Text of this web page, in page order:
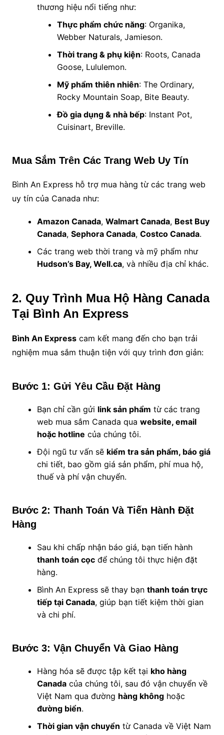
thương hiệu nổi tiếng như:
Thực phẩm chức năng: Organika,
Webber Naturals, Jamieson.
Thời trang & phụ kiện: Roots, Canada
Goose, Lululemon.
Mỹ phẩm thiên nhiên: The Ordinary,
Rocky Mountain Soap, Bite Beauty.
Đồ gia dụng & nhà bếp: Instant Pot,
Cuisinart, Breville.
Mua Sắm Trên Các Trang Web Uy Tín
Bình An Express hỗ trợ mua hàng từ các trang web
uy tín của Canada như:
Amazon Canada, Walmart Canada, Best Buy
Canada, Sephora Canada, Costco Canada.
Các trang web thời trang và mỹ phẩm như
Hudson’s Bay, Well.ca, và nhiều địa chỉ khác.
2. Quy Trình Mua Hộ Hàng Canada
Tại Bình An Express
Bình An Expresscam kết mang đến cho bạn trải
nghiệm mua sắm thuận tiện với quy trình đơn giản:
Bước 1: Gửi Yêu Cầu Đặt Hàng
Bạn chỉ cần gửi link sản phẩm từ các trang
web mua sắm Canada qua website, email
hoặc hotline của chúng tôi.
Đội ngũ tư vấn sẽ kiểm tra sản phẩm, báo giá
chi tiết, bao gồm giá sản phẩm, phí mua hộ,
thuế và phí vận chuyển.
Bước 2: Thanh Toán Và Tiến Hành Đặt
Hàng
Sau khi chấp nhận báo giá, bạn tiến hành
thanh toán cọcđể chúng tôi thực hiện đặt
hàng.
Bình An Express sẽ thay bạn thanh toán trực
tiếp tại Canada, giúp bạn tiết kiệm thời gian
và chi phí.
Bước 3: Vận Chuyển Và Giao Hàng
Hàng hóa sẽ được tập kết tại kho hàng
Canadacủa chúng tôi, sau đó vận chuyển về
Việt Nam qua đường hàng khônghoặc
đường biển.
Thời gian vận chuyển từ Canada về Việt Nam